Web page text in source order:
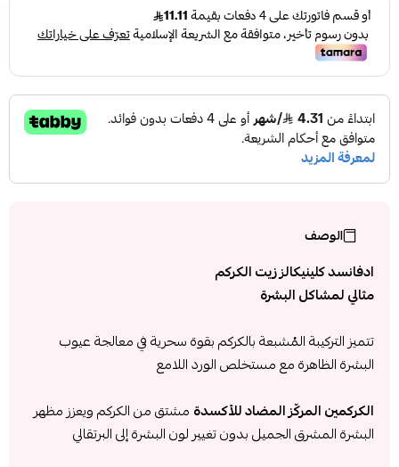
الوصف
ادفانسد كلينيكالز زيت الكركم
مثالي لمشاكل البشرة
تتميز التركيبة المُشبعة بالكركم بقوة سحرية في معالجة عيوب
البشرة الظاهرة مع مستخلص الورد اللامع
الكركمين المركّز المضاد للأكسدة مشتق من الكركم ويعزز مظهر
البشرة المشرق الجميل بدون تغيير لون البشرة إلى البرتقالي